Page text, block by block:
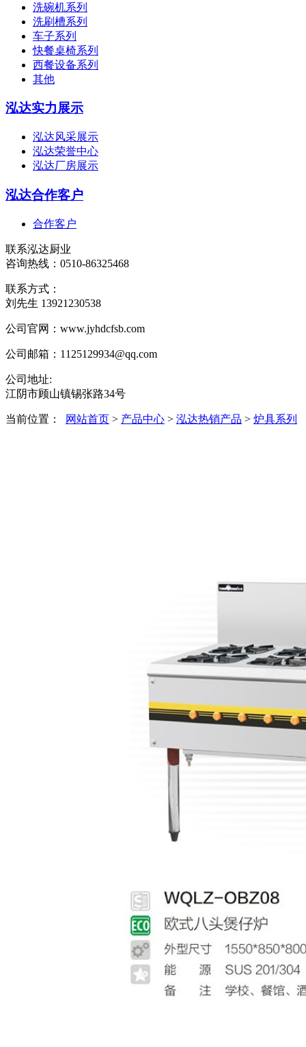
洗碗机系列
洗刷槽系列
车子系列
快餐桌椅系列
西餐设备系列
其他
泓达实力展示
泓达风采展示
泓达荣誉中心
泓达厂房展示
泓达合作客户
合作客户
联系泓达厨业
咨询热线： 0510-86325468
联系方式：
刘先生 13921230538
公司官网：www.jyhdcfsb.com
公司邮箱：1125129934@qq.com
公司地址:
江阴市顾山镇锡张路34号
当前位置： 网站首页 > 产品中心 > 泓达热销产品 > 炉具系列